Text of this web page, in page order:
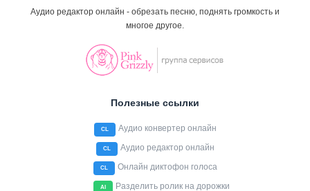
Аудио редактор онлайн - обрезать песню, поднять громкость и
многое другое.
Полезные ссылки
CL Аудио конвертер онлайн
CL Аудио редактор онлайн
CL Онлайн диктофон голоса
AI Разделить ролик на дорожки